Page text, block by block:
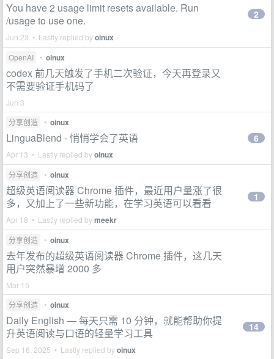
You have 2 usage limit resets available. Run
/usage to use one.
Jun 23 • Lastly replied byoinux
2
OpenAI • oinux
codex 前几天触发了手机二次验证，今天再登录又
不需要验证手机码了
Jun 3
分享创造
• oinux
LinguaBlend - 悄悄学会了英语
Apr 13 • Lastly replied byoinux
6
分享创造 • oinux
超级英语阅读器 Chrome 插件，最近用户量涨了很
多，又加上了一些新功能，在学习英语可以看看
Apr 18 • Lastly replied bymeekr
1
分享创造 • oinux
去年发布的超级英语阅读器 Chrome 插件，这几天
用户突然暴增 2000 多
Mar 15
分享创造
• oinux
Daily English — 每天只需 10 分钟，就能帮助你提
升英语阅读与口语的轻量学习工具
Sep 16, 2025 • Lastly replied byoinux
14